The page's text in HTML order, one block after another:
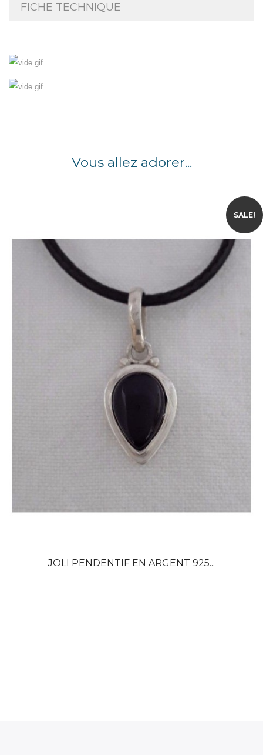
FICHE TECHNIQUE
Vous allez adorer...
SALE!
Quick view
JOLI PENDENTIF EN ARGENT 925...